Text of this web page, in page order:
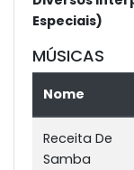
Especiais)
MÚSICAS
Nome
Receita De
Samba